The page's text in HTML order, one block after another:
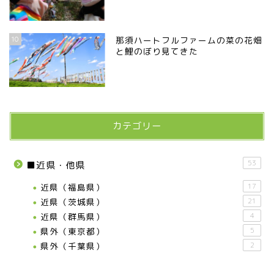
10
那須ハートフルファームの菜の花畑
と鯉のぼり見てきた
カテゴリー
■近県・他県 53
近県（福島県） 17
近県（茨城県） 21
近県（群馬県） 4
県外（東京都） 5
県外（千葉県） 2